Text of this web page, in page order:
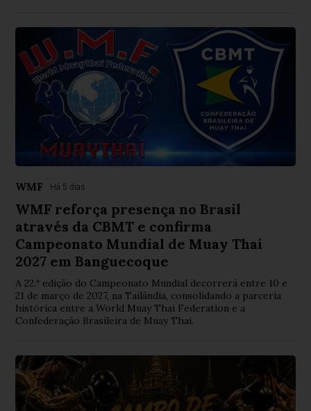
WMF Há 5 dias
WMF reforça presença no Brasil
através da CBMT e confirma
Campeonato Mundial de Muay Thai
2027 em Banguecoque
A 22.ª edição do Campeonato Mundial decorrerá entre 10 e
21 de março de 2027, na Tailândia, consolidando a parceria
histórica entre a World Muay Thai Federation e a
Confederação Brasileira de Muay Thai.